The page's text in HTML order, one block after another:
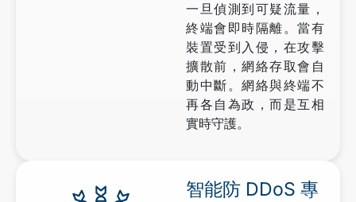
一旦偵測到可疑流量，
終端會即時隔離。當有
裝置受到入侵，在攻擊
擴散前，網絡存取會自
動中斷。網絡與終端不
再各自為政，而是互相
實時守護。
智能防 DDoS 專